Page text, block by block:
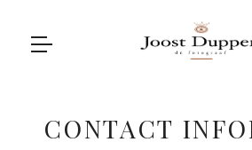
CONTACT